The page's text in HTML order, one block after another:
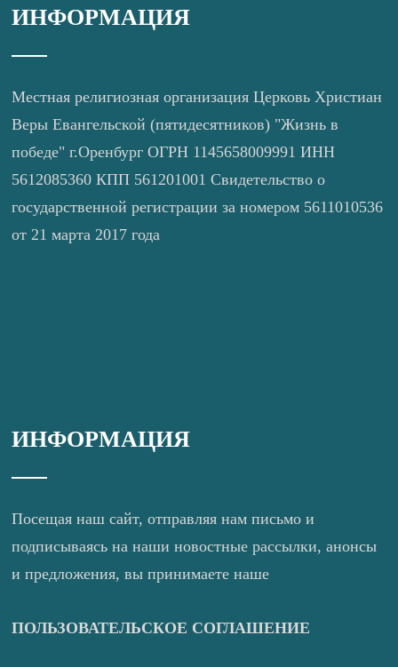
ИНФОРМАЦИЯ
Местная религиозная организация Церковь Христиан
Веры Евангельской (пятидесятников) "Жизнь в
победе" г.Оренбург ОГРН 1145658009991 ИНН
5612085360 КПП 561201001 Свидетельство о
государственной регистрации за номером 5611010536
от 21 марта 2017 года
ИНФОРМАЦИЯ
Посещая наш сайт, отправляя нам письмо и
подписываясь на наши новостные рассылки, анонсы
и предложения, вы принимаете наше
ПОЛЬЗОВАТЕЛЬСКОЕ СОГЛАШЕНИЕ